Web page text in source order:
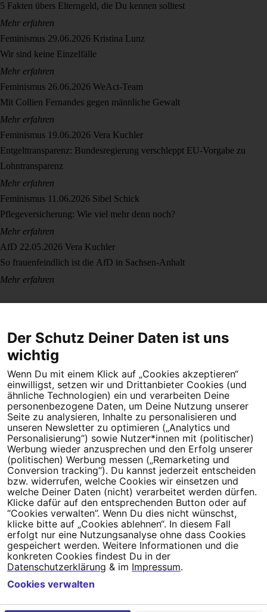
5 Fakten übers Elterngeld, die Du kennen solltest
Mehr erfahren
Feminismus 29.06.2026 Kristina Lunz
Wir sind keine Einzelfälle
Mehr erfahren
Feminismus 26.06.2026 WeAct-Team
Mit Collien Fernandes gegen männliche Gewalt
Mehr erfahren
Feminismus 19.06.2026 Vera Kuchler
Entgelttransparenz: Bundesregierung verschleppt EU-Vorgabe zu
Lohntransparenz
Mehr erfahren
Feminismus 11.06.2026 Sibel Schick
Pflegeversicherung: Wie viel mehr denn noch?
Mehr erfahren
AfD 22.05.2026 Vera Kuchler
So frauenfeindlich ist die AfD in Sachsen-Anhalt
Mehr erfahren
Dein Engagement macht den Unterschied. Schließe Dich 4,5
Millionen Menschen an.
Newsletter bestellen
Campact e.V.
IBAN DE95 2‍5‍1‍2 0‍5‍1‍0 6‍9‍8‍0 0‍0‍0‍0 0‍0
SozialBank
Direkt online spenden
NewsletterHilfe und
FAQKontakt DatenschutzImpressumCookie Einstellungen
Der Schutz Deiner Daten ist uns
wichtig
Wenn Du mit einem Klick auf „Cookies akzeptieren“
einwilligst, setzen wir und Drittanbieter Cookies (und
ähnliche Technologien) ein und verarbeiten Deine
personenbezogene Daten, um Deine Nutzung unserer
Seite zu analysieren, Inhalte zu personalisieren und
unseren Newsletter zu optimieren („Analytics und
Personalisierung“) sowie Nutzer*innen mit (politischer)
Werbung wieder anzusprechen und den Erfolg unserer
(politischen) Werbung messen („Remarketing und
Conversion tracking“). Du kannst jederzeit entscheiden
bzw. widerrufen, welche Cookies wir einsetzen und
welche Deiner Daten (nicht) verarbeitet werden dürfen.
Klicke dafür auf den entsprechenden Button oder auf
“Cookies verwalten”. Wenn Du dies nicht wünschst,
klicke bitte auf „Cookies ablehnen“. In diesem Fall
erfolgt nur eine Nutzungsanalyse ohne dass Cookies
gespeichert werden. Weitere Informationen und die
konkreten Cookies findest Du in der
Datenschutzerklärung & im Impressum.
Cookies verwalten